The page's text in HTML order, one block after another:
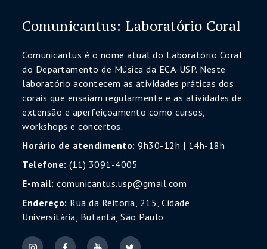
Comunicantus: Laboratório Coral
Comunicantus é o nome atual do Laboratório Coral
do Departamento de Música da ECA-USP. Neste
laboratório acontecem as atividades práticas dos
corais que ensaiam regularmente e as atividades de
extensão e aperfeiçoamento como cursos,
workshops e concertos.
Horário de atendimento: 9h30-12h | 14h-18h
Telefone: (11) 3091-4005
E-mail: comunicantus.usp@gmail.com
Endereço: Rua da Reitoria, 215, Cidade
Universitária, Butantã, São Paulo